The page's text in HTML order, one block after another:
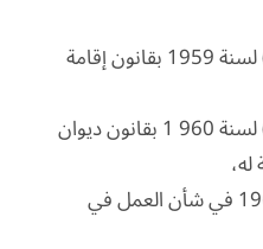
وعلى المرسوم الأميري رقم (17) لسنة 1959 بقانون إقامة
وعلى المرسوم الأميري رقم (10) لسنة 960 1 بقانون ديوان
وعلى القانون رقم (28) لسنة 1969 في شأن العمل في